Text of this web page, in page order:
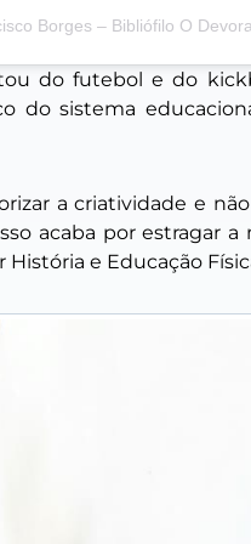
do futebol e do
do sistema
a criatividade e
acaba por estragar
e Educação